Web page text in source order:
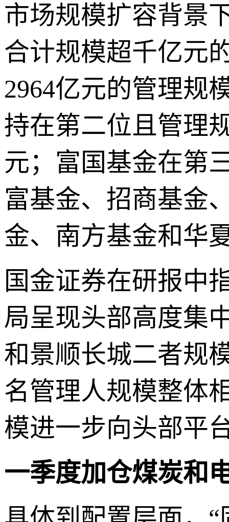
市场规模扩容背景
合计规模超千亿元
2964亿元的管理规
持在第二位且管理
元；富国基金在第
富基金、招商基金
金、南方基金和华
国金证券在研报中
局呈现头部高度集
和景顺长城二者规
名管理人规模整体
模进一步向头部平
一季度加仓煤炭和